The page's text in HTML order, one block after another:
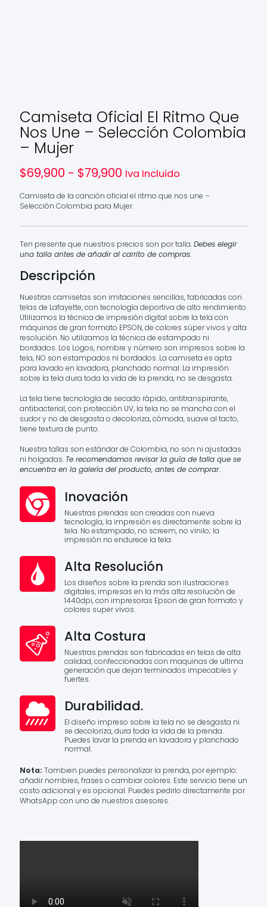
Camiseta Oficial El Ritmo Que
Nos Une – Selección Colombia
– Mujer
$69,900 - $79,900 Rango
de
precios:
desde
$69,900
hasta
Iva Incluido
Camiseta de la canción oficial el ritmo que nos une –
Selección Colombia para Mujer.
Ten presente que nuestros precios son por talla.Debes elegir
una talla antes de añadir al carrito de compras.
Descripción
Nuestras camisetas son imitaciones sencillas, fabricadas con
telas de Lafayette, con tecnología deportiva de alto rendimiento.
Utilizamos la técnica de impresión digital sobre la tela con
máquinas de gran formato EPSON, de colores súper vivos y alta
resolución. No utilizamos la técnica de estampado ni
bordados. Los Logos, nombre y número son impresos sobre la
tela, NO son estampados ni bordados. La camiseta es apta
para lavado en lavadora, planchado normal. La impresión
sobre la tela dura toda la vida de la prenda, no se desgasta.
La tela tiene tecnología de secado rápido, antitranspirante,
antibacterial, con protección UV, la tela no se mancha con el
sudor y no de desgasta o decoloriza, cómoda, suave al tacto,
tiene textura de punto.
Nuestra tallas son estándar de Colombia, no son ni ajustadas
ni holgadas. Te recomendamos revisar la guía de talla que se
encuentra en la galería del producto, antes de comprar.
Inovación
Nuestras prendas son creadas con nueva
tecnología, la impresión es directamente sobre la
tela. No estampado, no screem, no vinilo; la
impresión no endurece la tela.
Alta Resolución
Los diseños sobre la prenda son ilustraciones
digitales, impresas en la más alta resolución de
1440dpi, con impresoras Epson de gran formato y
colores super vivos.
Alta Costura
Nuestras prendas son fabricadas en telas de alta
calidad, confeccionadas con maquinas de ultima
generación que dejan terminados impecables y
fuertes.
Durabilidad.
El diseño impreso sobre la tela no se desgasta ni
se decoloriza, dura toda la vida de la prenda.
Puedes lavar la prenda en lavadora y planchado
normal.
Nota: Tambien puedes personalizar la prenda, por ejemplo:
añadir nombres, frases o cambiar colores. Este servicio tiene un
costo adicional y es opcional. Puedes pedirlo directamente por
WhatsApp con uno de nuestros asesores.